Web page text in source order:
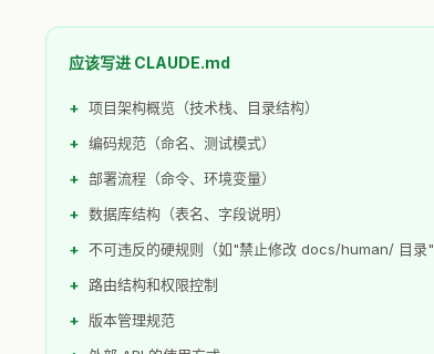
应该写进 CLAUDE.md
项目架构概览（技术栈、目录结构）
编码规范（命名、测试模式）
部署流程（命令、环境变量）
数据库结构（表名、字段说明）
不可违反的硬规则（如"禁止修改 docs/human/ 目录"
路由结构和权限控制
版本管理规范